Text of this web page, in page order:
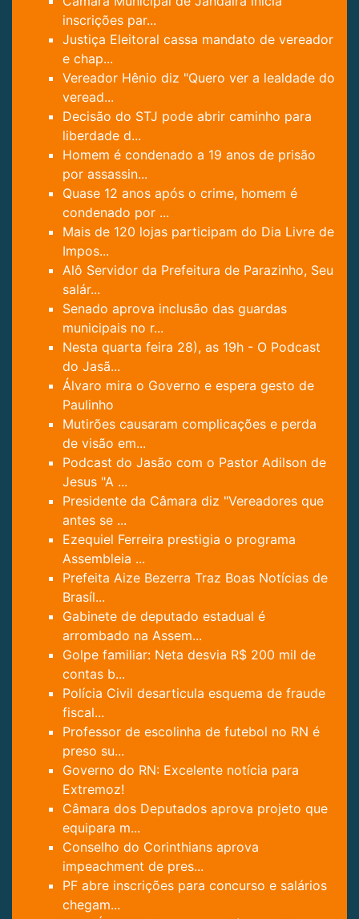
inscrições par...
Justiça Eleitoral cassa mandato de vereador
e chap...
Vereador Hênio diz "Quero ver a lealdade do
veread...
Decisão do STJ pode abrir caminho para
liberdade d...
Homem é condenado a 19 anos de prisão
por assassin...
Quase 12 anos após o crime, homem é
condenado por ...
Mais de 120 lojas participam do Dia Livre de
Impos...
Alô Servidor da Prefeitura de Parazinho, Seu
salár...
Senado aprova inclusão das guardas
municipais no r...
Nesta quarta feira 28), as 19h - O Podcast
do Jasã...
Álvaro mira o Governo e espera gesto de
Paulinho
Mutirões causaram complicações e perda
de visão em...
Podcast do Jasão com o Pastor Adilson de
Jesus "A ...
Presidente da Câmara diz "Vereadores que
antes se ...
Ezequiel Ferreira prestigia o programa
Assembleia ...
Prefeita Aize Bezerra Traz Boas Notícias de
Brasíl...
Gabinete de deputado estadual é
arrombado na Assem...
Golpe familiar: Neta desvia R$ 200 mil de
contas b...
Polícia Civil desarticula esquema de fraude
fiscal...
Professor de escolinha de futebol no RN é
preso su...
Governo do RN: Excelente notícia para
Extremoz!
Câmara dos Deputados aprova projeto que
equipara m...
Conselho do Corinthians aprova
impeachment de pres...
PF abre inscrições para concurso e salários
chegam...